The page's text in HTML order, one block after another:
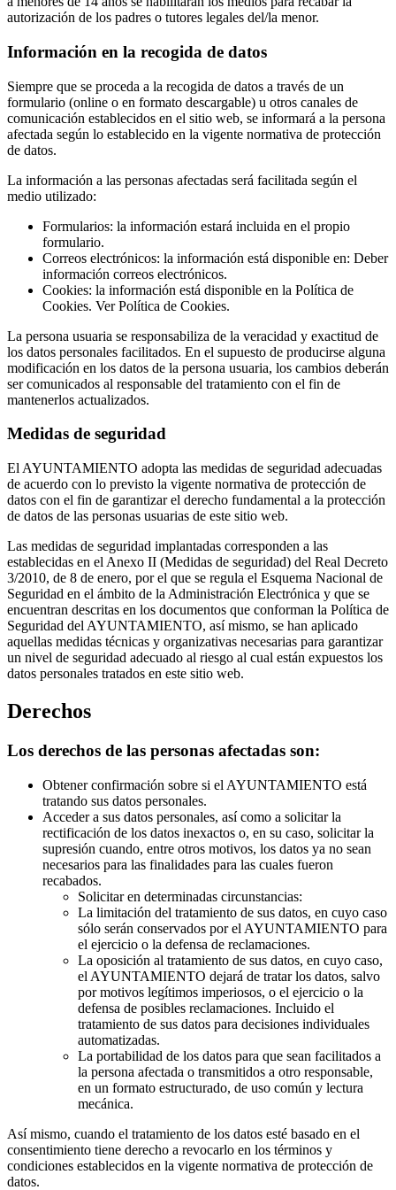
autorización de los padres o tutores legales del/la menor.
Información en la recogida de datos
Siempre que se proceda a la recogida de datos a través de un
formulario (online o en formato descargable) u otros canales de
comunicación establecidos en el sitio web, se informará a la persona
afectada según lo establecido en la vigente normativa de protección
de datos.
La información a las personas afectadas será facilitada según el
medio utilizado:
Formularios: la información estará incluida en el propio
formulario.
Correos electrónicos: la información está disponible en: Deber
información correos electrónicos.
Cookies: la información está disponible en la Política de
Cookies. Ver Política de Cookies.
La persona usuaria se responsabiliza de la veracidad y exactitud de
los datos personales facilitados. En el supuesto de producirse alguna
modificación en los datos de la persona usuaria, los cambios deberán
ser comunicados al responsable del tratamiento con el fin de
mantenerlos actualizados.
Medidas de seguridad
El AYUNTAMIENTO adopta las medidas de seguridad adecuadas
de acuerdo con lo previsto la vigente normativa de protección de
datos con el fin de garantizar el derecho fundamental a la protección
de datos de las personas usuarias de este sitio web.
Las medidas de seguridad implantadas corresponden a las
establecidas en el Anexo II (Medidas de seguridad) del Real Decreto
3/2010, de 8 de enero, por el que se regula el Esquema Nacional de
Seguridad en el ámbito de la Administración Electrónica y que se
encuentran descritas en los documentos que conforman la Política de
Seguridad del AYUNTAMIENTO, así mismo, se han aplicado
aquellas medidas técnicas y organizativas necesarias para garantizar
un nivel de seguridad adecuado al riesgo al cual están expuestos los
datos personales tratados en este sitio web.
Derechos
Los derechos de las personas afectadas son:
Obtener confirmación sobre si el AYUNTAMIENTO está
tratando sus datos personales.
Acceder a sus datos personales, así como a solicitar la
rectificación de los datos inexactos o, en su caso, solicitar la
supresión cuando, entre otros motivos, los datos ya no sean
necesarios para las finalidades para las cuales fueron
recabados.
Solicitar en determinadas circunstancias:
La limitación del tratamiento de sus datos, en cuyo caso
sólo serán conservados por el AYUNTAMIENTO para
el ejercicio o la defensa de reclamaciones.
La oposición al tratamiento de sus datos, en cuyo caso,
el AYUNTAMIENTO dejará de tratar los datos, salvo
por motivos legítimos imperiosos, o el ejercicio o la
defensa de posibles reclamaciones. Incluido el
tratamiento de sus datos para decisiones individuales
automatizadas.
La portabilidad de los datos para que sean facilitados a
la persona afectada o transmitidos a otro responsable,
en un formato estructurado, de uso común y lectura
mecánica.
Así mismo, cuando el tratamiento de los datos esté basado en el
consentimiento tiene derecho a revocarlo en los términos y
condiciones establecidos en la vigente normativa de protección de
datos.